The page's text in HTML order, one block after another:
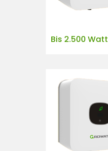
Bis 2.500 Watt